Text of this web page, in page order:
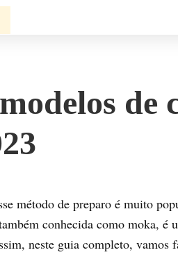
de
método de preparo é muito
conhecida como moka, é
neste guia completo, vamos